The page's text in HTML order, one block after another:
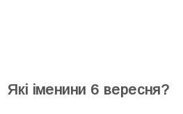
Які іменини 6 вересня?